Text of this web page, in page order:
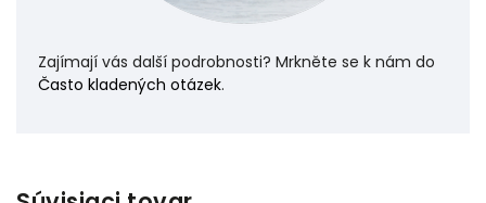
Zajímají vás další podrobnosti? Mrkněte se k nám do
Často kladených otázek.